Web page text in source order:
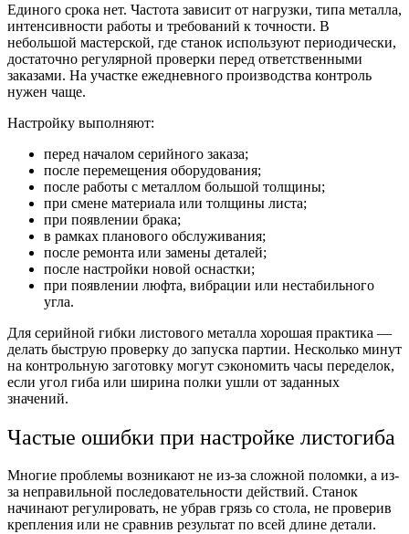
Единого срока нет. Частота зависит от нагрузки, типа металла,
интенсивности работы и требований к точности. В
небольшой мастерской, где станок используют периодически,
достаточно регулярной проверки перед ответственными
заказами. На участке ежедневного производства контроль
нужен чаще.
Настройку выполняют:
перед началом серийного заказа;
после перемещения оборудования;
после работы с металлом большой толщины;
при смене материала или толщины листа;
при появлении брака;
в рамках планового обслуживания;
после ремонта или замены деталей;
после настройки новой оснастки;
при появлении люфта, вибрации или нестабильного
угла.
Для серийной гибки листового металла хорошая практика —
делать быструю проверку до запуска партии. Несколько минут
на контрольную заготовку могут сэкономить часы переделок,
если угол гиба или ширина полки ушли от заданных
значений.
Частые ошибки при настройке листогиба
Многие проблемы возникают не из-за сложной поломки, а из-
за неправильной последовательности действий. Станок
начинают регулировать, не убрав грязь со стола, не проверив
крепления или не сравнив результат по всей длине детали.